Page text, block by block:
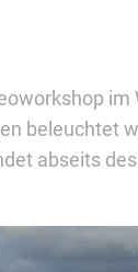
im
beleuchtet
abseits